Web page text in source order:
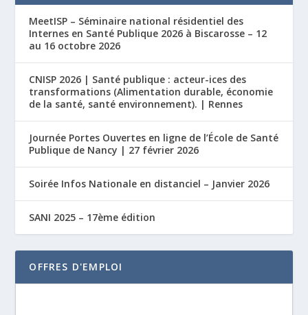
MeetISP – Séminaire national résidentiel des
Internes en Santé Publique 2026 à Biscarosse – 12
au 16 octobre 2026
CNISP 2026 | Santé publique : acteur-ices des
transformations (Alimentation durable, économie
de la santé, santé environnement). | Rennes
Journée Portes Ouvertes en ligne de l’École de Santé
Publique de Nancy | 27 février 2026
Soirée Infos Nationale en distanciel – Janvier 2026
SANI 2025 – 17ème édition
OFFRES D'EMPLOI